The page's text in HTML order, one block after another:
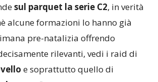
sul parquet la serie C2, in verità
alcune formazioni lo hanno già
pre-natalizia offrendo
rilevanti, vedi i raid di
e soprattutto quello di